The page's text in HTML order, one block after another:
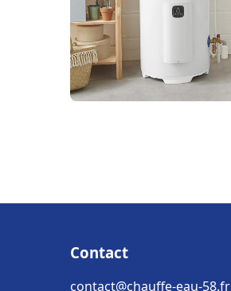
Contact
contact@chauffe-eau-58.fr